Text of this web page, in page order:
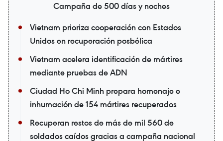
Campaña de 500 días y noches
Vietnam prioriza cooperación con Estados
Unidos en recuperación posbélica
Vietnam acelera identificación de mártires
mediante pruebas de ADN
Ciudad Ho Chi Minh prepara homenaje e
inhumación de 154 mártires recuperados
Recuperan restos de más de mil 560 de
soldados caídos gracias a campaña nacional